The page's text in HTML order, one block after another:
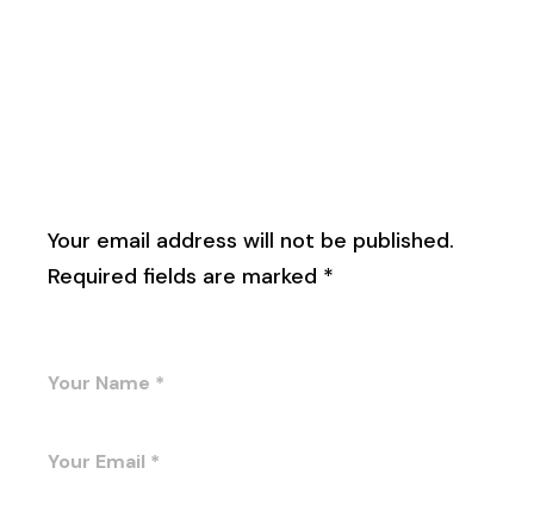
Your email address will not be published.
Required fields are marked *